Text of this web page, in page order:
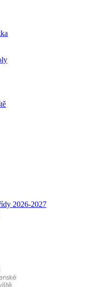
2026-2027